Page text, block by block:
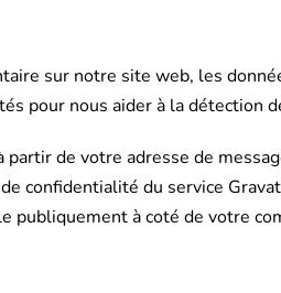
sur notre site web, les
pour nous aider à la détection
partir de votre adresse de
confidentialité du service
publiquement à coté de votre